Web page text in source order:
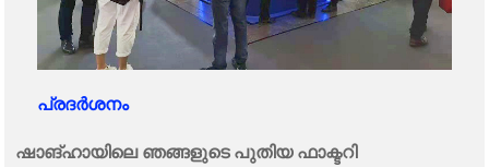
പ്രദർശനം
ഷാങ്ഹായിലെ ഞങ്ങളുടെ പുതിയ ഫാക്ടറി